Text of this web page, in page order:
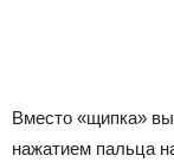
Вместо «щипка»
нажатием пальца